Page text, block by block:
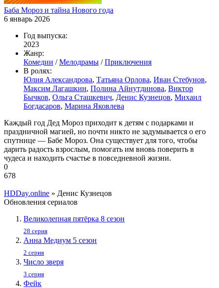
Баба Мороз и тайна Нового года
6 январь 2026
Год выпуска:
2023
Жанр:
Комедии /Мелодрамы /Приключения
В ролях:
Юлия Александрова, Татьяна Орлова, Иван Стебунов,
Максим Лагашкин, Полина Айнутдинова, Виктор
Бычков, Ольга Сташкевич, Денис Кузнецов, Михаил
Богдасаров, Марина Яковлева
Каждый год Дед Мороз приходит к детям с подарками и
праздничной магией, но почти никто не задумывается о его
спутнице — Бабе Мороз. Она существует для того, чтобы
дарить радость взрослым, помогать им вновь поверить в
чудеса и находить счастье в повседневной жизни.
0
678
HDDay.online » Денис Кузнецов
Обновления сериалов
Великолепная пятёрка 8 сезон
28 серия
Анна Медиум 5 сезон
2 серия
Число зверя
3 серия
Фейк